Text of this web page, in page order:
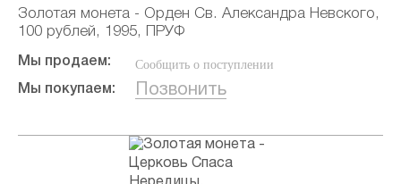
Золотая монета - Орден Св. Александра Невского,
100 рублей, 1995, ПРУФ
Мы продаем: Сообщить о поступлении
Мы покупаем: Позвонить